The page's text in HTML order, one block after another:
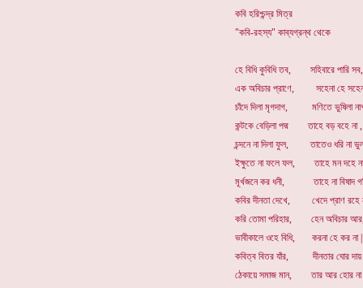
কবি হরিশ্চন্দ্র মিত্র
"কবি-রহস্য" কাব্যগ্রন্থ থেকে
হে বিধি কুবিধি তব, সহিবারে পারি সব,
এক অবিচার প্রাণে, সহেনা হে
চাঁদে দিলা মৃগদাগ, মণিতে ভুষিলা
কন্টকে বেড়িলা পদ্ম তাহে বড় বহে না ,
চন্দনে না দিলা ফুল, তাতেও ধরি না
ইক্ষুতে না ফলে ফল, তাহে মন দহে
মূর্খজনে কর ধনী, তাহে না বিষাদ
কবির দীনতা দেখে, খেদে প্রাণ রহে
করি তোমা পরিহার, হেন অবিচার
ভাবীকালে ওহে বিধি, করনা হে কর না |
কবিত্ব বিতর যাঁর, দীনতার ঘোর দায়
ঠেকায়ে সমাজ মান, তার আর হোর না